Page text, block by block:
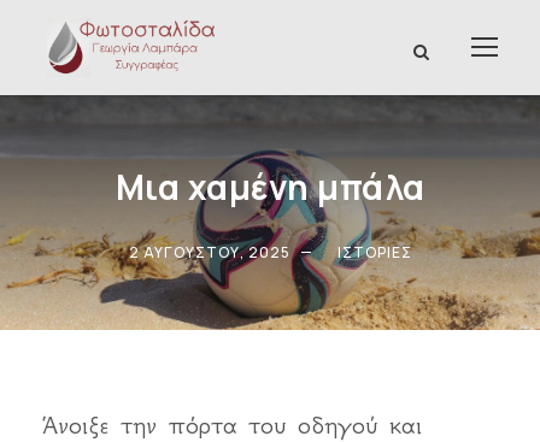
Μια χαμένη μπάλα
2 ΑΥΓΟΎΣΤΟΥ, 2025 ΙΣΤΟΡΊΕΣ
Άνοιξε την πόρτα του οδηγού και